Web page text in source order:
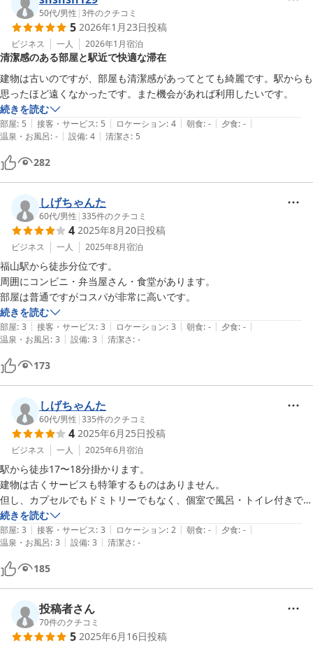
50代/男性 |3件のクチコミ
5 2026年1月23日投稿
ビジネス 一人 2026年1月宿泊
清潔感のある部屋と駅近で快適な滞在
建物は古いのですが、部屋も清潔感があってとても綺麗です。駅からも
思ったほど遠くなかったです。また機会があれば利用したいです。
続きを読む
部屋: 5 | 接客・サービス: 5 | ロケーション: 4 | 朝食: - | 夕食: - |
温泉・お風呂: - | 設備: 4 | 清潔さ: 5
282
しげちゃんた
60代/男性 |335件のクチコミ
4 2025年8月20日投稿
ビジネス 一人 2025年8月宿泊
福山駅から徒歩分位です。
周囲にコンビニ・弁当屋さん・食堂があります。
部屋は普通ですがコスパが非常に高いです。
続きを読む
部屋: 3 | 接客・サービス: 3 | ロケーション: 3 | 朝食: - | 夕食: - |
温泉・お風呂: 3 | 設備: 3 | 清潔さ: -
173
しげちゃんた
60代/男性 |335件のクチコミ
4 2025年6月25日投稿
ビジネス 一人 2025年6月宿泊
駅から徒歩17〜18分掛かります。
建物は古くサービスも特筆するものはありません。
但し、カプセルでもドミトリーでもなく、個室で風呂・トイレ付きです
のでコスパは高いと思います。
コンビニや食事出来るところも近くにあります。
続きを読む
部屋: 3 | 接客・サービス: 3 | ロケーション: 2 | 朝食: - | 夕食: - |
温泉・お風呂: 3 | 設備: 3 | 清潔さ: -
185
投稿者さん
70件のクチコミ
5 2025年6月16日投稿